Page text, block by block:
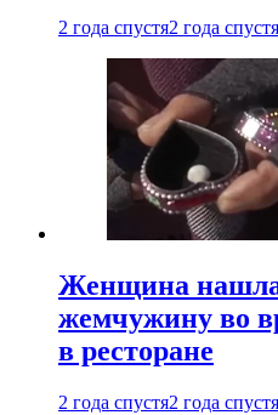
2 года спустя2 года спустя
Женщина
жемчужину во
в ресторане
2 года спустя2 года спустя